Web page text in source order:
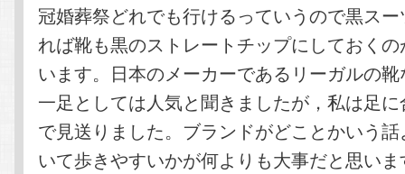
冠婚葬祭どれでも行けるっていうので黒ス
れば靴も黒のストレートチップにしておく
います。日本のメーカーであるリーガルの
一足としては人気と聞きましたが，私は足
で見送りました。ブランドがどことかいう
いて歩きやすいかが何よりも大事だと思い